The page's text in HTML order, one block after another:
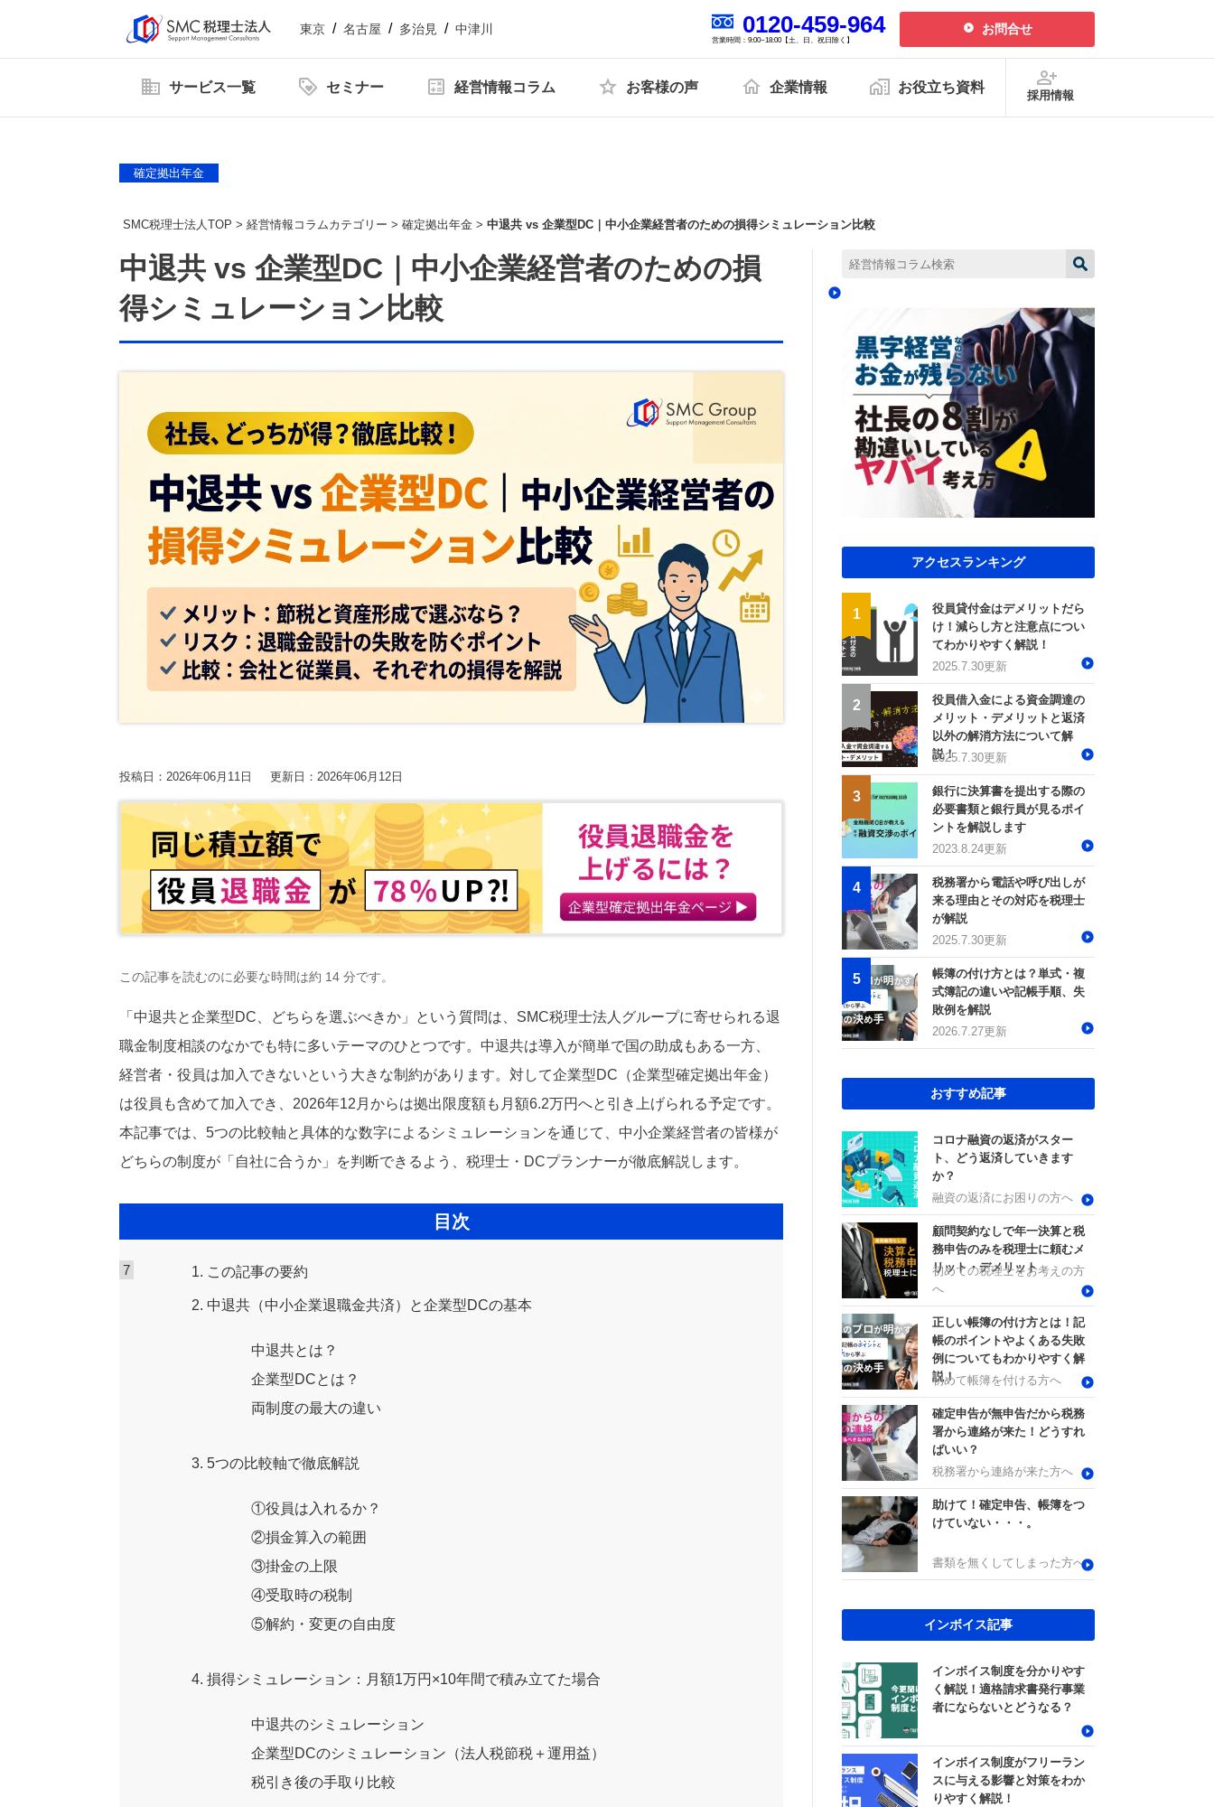
東京 名古屋 多治見 中津川 0120-459-964
営業時間：9:00~18:00【土、日、祝日除く】
お問合せ
サービス一覧 セミナー 経営情報コラム お客様の声 企業情報 お役立ち資料
採用情報
顧問税理士をお探しの方
融資・資金繰り
【2026年6.7.8.11月開催】企業型確定拠出年金導入セミナー
開催中の複数回開催セミナー
【2026年12月開催】100年企業の経営者に学ぶ トップ対談セミナー
2026.07.21更新
【2026年開催 第2期】銀行対応基礎講座(全5回) 2026.07.08更新
2026.06.09更新
保護中: 【2026年9.10.11月開催】第20期中津川会計塾 2025.11.25更新
2025.11.14更新
【2026年開催】決算書の読み方セミナー 2025.11.13更新
【2026年開催】初心者さんの会社経営塾
開催中の相談会
動画で勉強する！
Youtube
SMC税理士法人の動画はこちら
Youtube
曽根康正の経営塾チャンネル
単発セミナー 複数回セミナー
やすく解説！
2025.7.30
経営改善トピック
消方法について解説！
2025.7.30
経営改善トピック
書類と銀行員が見るポイントを解
税務署から電話や呼び出しが来る
理由とその対応を税理士が解説
帳簿の付け方とは？単式・複式簿
記の違いや記帳手順、失敗例を解
説
2026.7.27
帳簿・決算書トピック
経営情報コラム一覧 確定申告コラム 無申告コラム 顧問契約コラム 帳簿・決算書コラム
資金調達コラム
相続コラム 税務調査コラム 確定拠出年金コラム トレンドコラム
中津川オフィス
関連ページ
ブログ
曽根康正の経営塾チャンネル
Youtube動画をまとめました
会計事務所向け
確定拠出年金
SMC税理士法人TOP > 経営情報コラムカテゴリー > 確定拠出年金 > 中退共 vs 企業型DC｜中小企業経営者のための損得シミュレーション比較
中退共 vs 企業型DC｜中小企業経営者のための損
得シミュレーション比較
投稿日：2026年06月11日 更新日：2026年06月12日
この記事を読むのに必要な時間は約 14 分です。
「中退共と企業型DC、どちらを選ぶべきか」という質問は、SMC税理士法人グループに寄せられる退
職金制度相談のなかでも特に多いテーマのひとつです。中退共は導入が簡単で国の助成もある一方、
経営者・役員は加入できないという大きな制約があります。対して企業型DC（企業型確定拠出年金）
は役員も含めて加入でき、2026年12月からは拠出限度額も月額6.2万円へと引き上げられる予定です。
本記事では、5つの比較軸と具体的な数字によるシミュレーションを通じて、中小企業経営者の皆様が
どちらの制度が「自社に合うか」を判断できるよう、税理士・DCプランナーが徹底解説します。
目次
1. この記事の要約
2. 中退共（中小企業退職金共済）と企業型DCの基本
中退共とは？
企業型DCとは？
両制度の最大の違い
3. 5つの比較軸で徹底解説
①役員は入れるか？
②損金算入の範囲
③掛金の上限
④受取時の税制
⑤解約・変更の自由度
4. 損得シミュレーション：月額1万円×10年間で積み立てた場合
中退共のシミュレーション
企業型DCのシミュレーション（法人税節税＋運用益）
税引き後の手取り比較
アクセスランキング
役員貸付金はデメリットだら
け！減らし方と注意点につい
てわかりやすく解説！
2025.7.30更新
役員借入金による資金調達の
メリット・デメリットと返済
以外の解消方法について解
説！
2025.7.30更新
銀行に決算書を提出する際の
必要書類と銀行員が見るポイ
ントを解説します
2023.8.24更新
税務署から電話や呼び出しが
来る理由とその対応を税理士
が解説
2025.7.30更新
帳簿の付け方とは？単式・複
式簿記の違いや記帳手順、失
敗例を解説
2026.7.27更新
おすすめ記事
コロナ融資の返済がスター
ト、どう返済していきます
か？
融資の返済にお困りの方へ
顧問契約なしで年一決算と税
務申告のみを税理士に頼むメ
リット・デメリット
初めての税理士をお考えの方
へ
正しい帳簿の付け方とは！記
帳のポイントやよくある失敗
例についてもわかりやすく解
説！
初めて帳簿を付ける方へ
確定申告が無申告だから税務
署から連絡が来た！どうすれ
ばいい？
税務署から連絡が来た方へ
助けて！確定申告、帳簿をつ
けていない・・・。
書類を無くしてしまった方へ
インボイス記事
インボイス制度を分かりやす
く解説！適格請求書発行事業
者にならないとどうなる？
インボイス制度がフリーラン
スに与える影響と対策をわか
りやすく解説！